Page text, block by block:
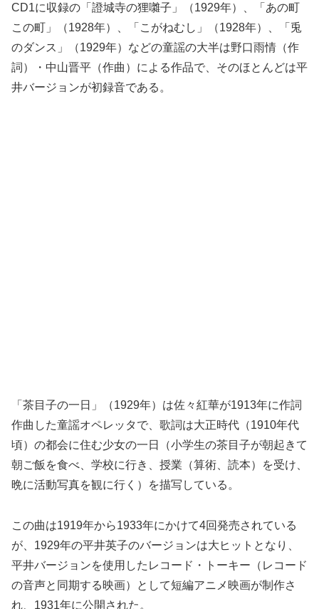
CD1に収録の「證城寺の狸囃子」（1929年）、「あの町
この町」（1928年）、「こがねむし」（1928年）、「兎
のダンス」（1929年）などの童謡の大半は野口雨情（作
詞）・中山晋平（作曲）による作品で、そのほとんどは平
井バージョンが初録音である。
「茶目子の一日」（1929年）は佐々紅華が1913年に作詞
作曲した童謡オペレッタで、歌詞は大正時代（1910年代
頃）の都会に住む少女の一日（小学生の茶目子が朝起きて
朝ご飯を食べ、学校に行き、授業（算術、読本）を受け、
晩に活動写真を観に行く）を描写している。
この曲は1919年から1933年にかけて4回発売されている
が、1929年の平井英子のバージョンは大ヒットとなり、
平井バージョンを使用したレコード・トーキー（レコード
の音声と同期する映画）として短編アニメ映画が制作さ
れ、1931年に公開された。